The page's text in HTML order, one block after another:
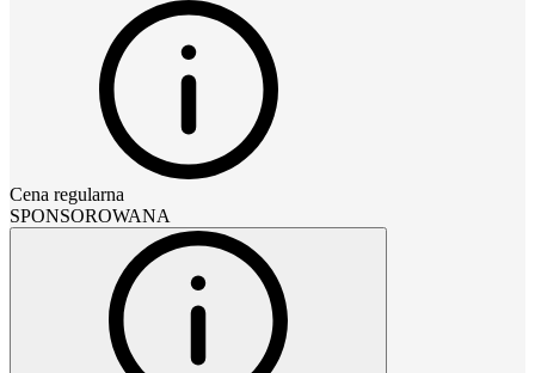
Cena regularna
SPONSOROWANA